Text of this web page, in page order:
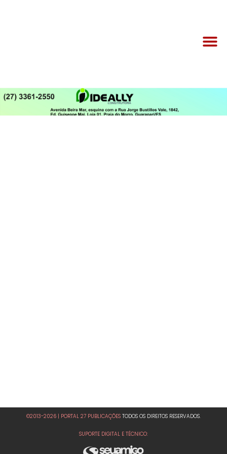
©2013-2026 | PORTAL 27 PUBLICAÇÕES TODOS OS DIREITOS RESERVADOS.
SUPORTE DIGITAL E TÉCNICO: